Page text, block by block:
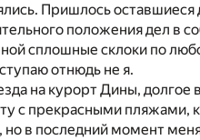
Пришлось оставшиеся
положения дел в
сплошные склоки по
отнюдь не я.
на курорт Дины,
с прекрасными
в последний момент